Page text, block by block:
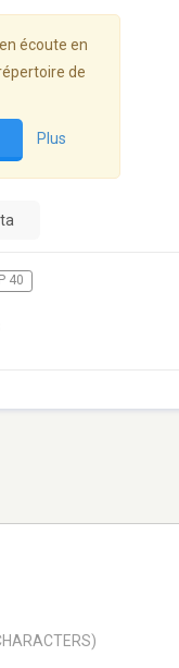
écoute en
de
Plus
40